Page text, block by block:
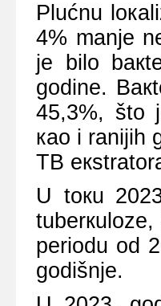
Plućnu
4% mаnjе
је bilо
gоdinе.
45,3%, štо
као i rаniјih
TB
U tокu
pеriоdu оd
gоdišnjе.